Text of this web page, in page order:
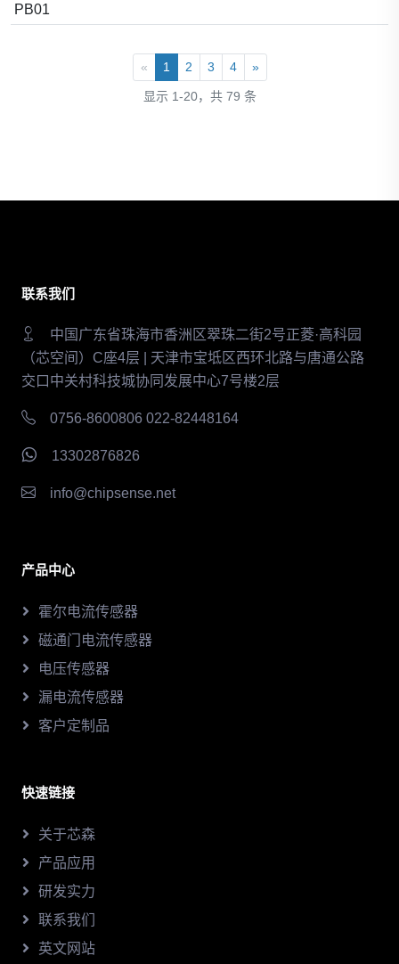
PB01
« 1 2 3 4 »
显示 1-20，共 79 条
联系我们
中国广东省珠海市香洲区翠珠二街2号正菱·高科园
（芯空间）C座4层 | 天津市宝坻区西环北路与唐通公路
交口中关村科技城协同发展中心7号楼2层
0756-8600806 022-82448164
13302876826
info@chipsense.net
产品中心
霍尔电流传感器
磁通门电流传感器
电压传感器
漏电流传感器
客户定制品
快速链接
关于芯森
产品应用
研发实力
联系我们
英文网站